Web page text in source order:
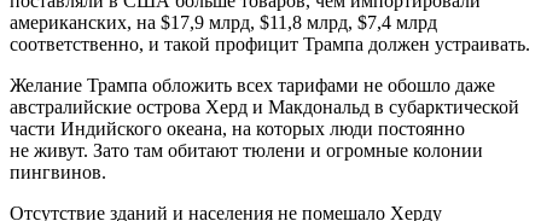
американских, на $17,9 млрд, $11,8 млрд, $7,4 млрд
соответственно, и такой профицит Трампа должен устраивать.
Желание Трампа обложить всех тарифами не обошло даже
австралийские острова Херд и Макдональд в субарктической
части Индийского океана, на которых люди постоянно
не живут. Зато там обитают тюлени и огромные колонии
пингвинов.
Отсутствие зданий и населения не помешало Херду